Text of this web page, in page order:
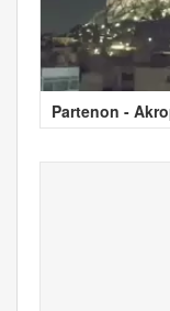
Partenon -